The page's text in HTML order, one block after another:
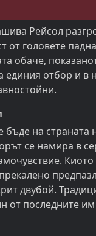
Рейсол
от головете
обаче,
единия отбор и в
на
се намира в
двубой.
от последните